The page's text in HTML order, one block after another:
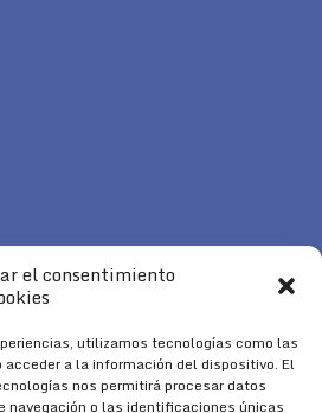
el consentimiento
utilizamos tecnologías como las
a la información del dispositivo. El
nos permitirá procesar datos
navegación o las identificaciones únicas